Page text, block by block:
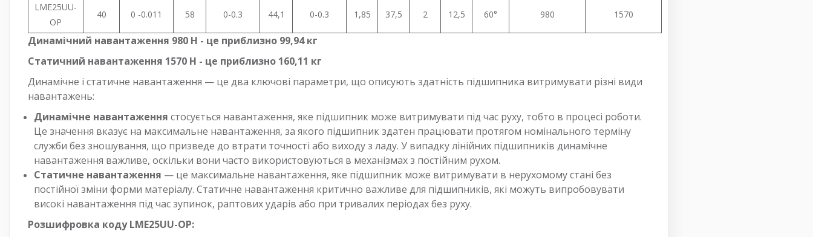
LME25UU-
OP
40 0 -0.011 58 0-0.3 44,1 0-0.3 1,85 37,5 2 12,5 60° 980 1570
Динамічний навантаження 980 Н - це приблизно 99,94 кг
Статичний навантаження 1570 Н - це приблизно 160,11 кг
Динамічне і статичне навантаження — це два ключові параметри, що описують здатність підшипника витримувати різні види
навантажень:
Динамічне навантаження стосується навантаження, яке підшипник може витримувати під час руху, тобто в процесі роботи.
Це значення вказує на максимальне навантаження, за якого підшипник здатен працювати протягом номінального терміну
служби без зношування, що призведе до втрати точності або виходу з ладу. У випадку лінійних підшипників динамічне
навантаження важливе, оскільки вони часто використовуються в механізмах з постійним рухом.
Статичне навантаження — це максимальне навантаження, яке підшипник може витримувати в нерухомому стані без
постійної зміни форми матеріалу. Статичне навантаження критично важливе для підшипників, які можуть випробовувати
високі навантаження під час зупинок, раптових ударів або при тривалих періодах без руху.
Розшифровка коду LME25UU-OP: